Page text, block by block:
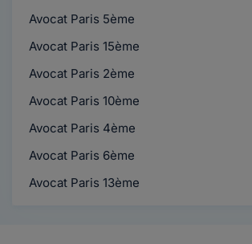
Avocat Paris 5ème
Avocat Paris 15ème
Avocat Paris 2ème
Avocat Paris 10ème
Avocat Paris 4ème
Avocat Paris 6ème
Avocat Paris 13ème